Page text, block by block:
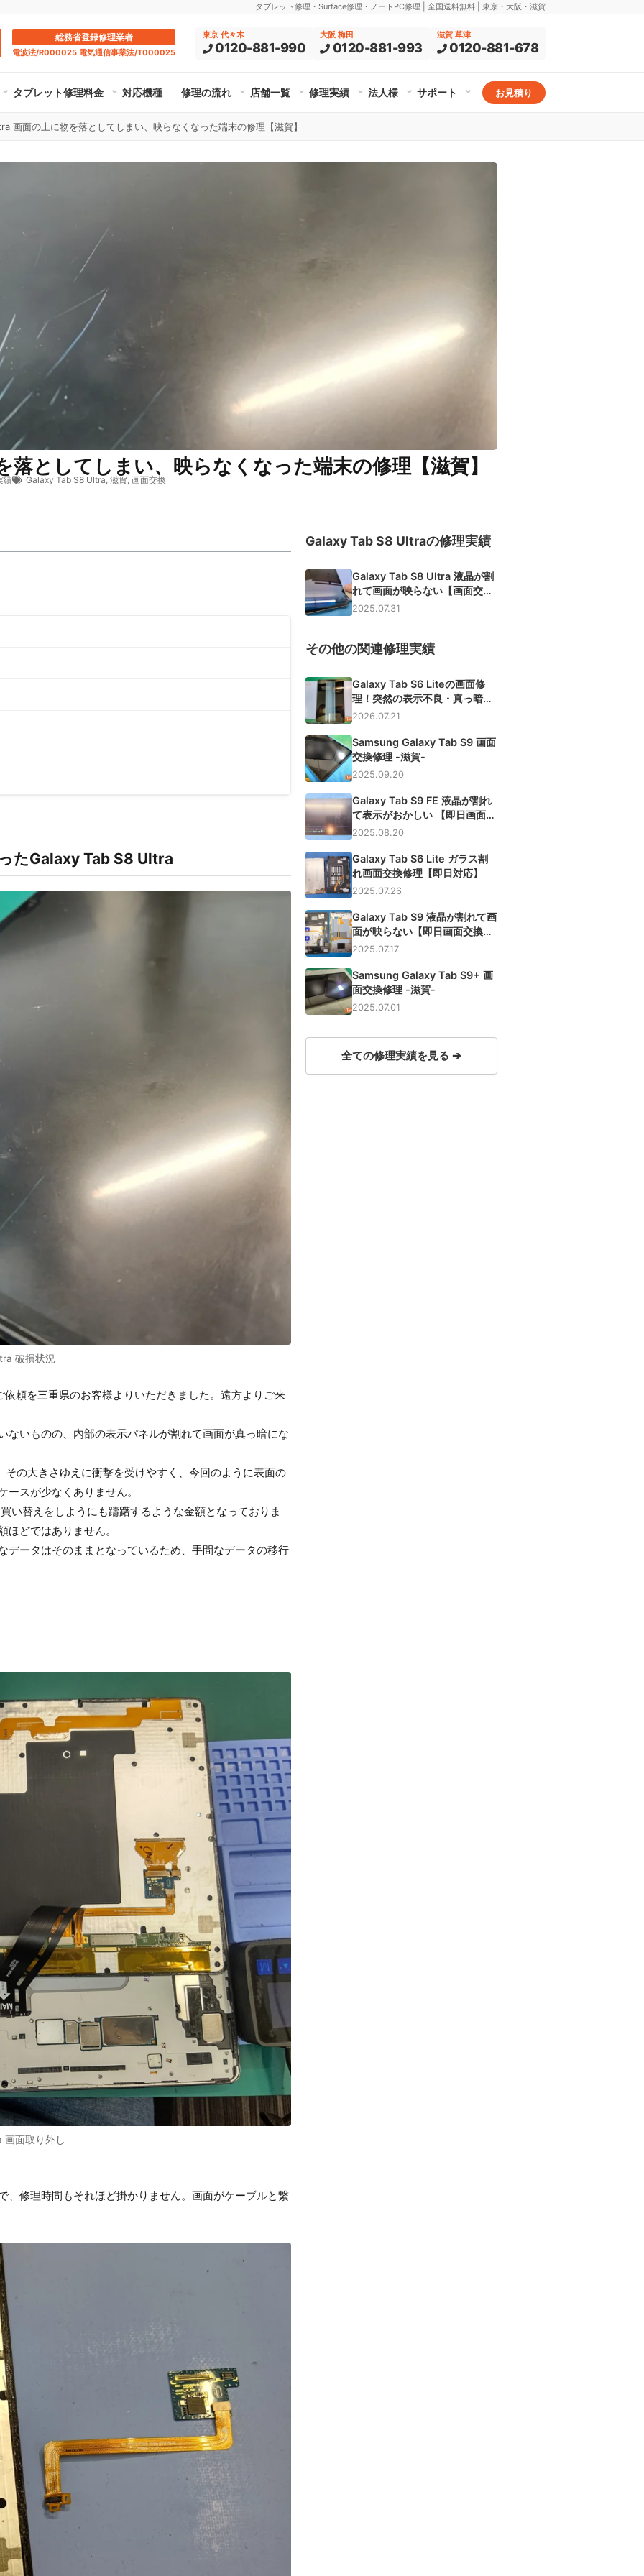
タブレット修理・Surface修理・ノートPC修理 | 全国送料無料 | 東京・大阪・滋賀
総務省登録修理業者
電波法/R000025 電気通信事業法/T000025
東京 代々木
0120-881-990
大阪 梅田
0120-881-993
滋賀 草津
0120-881-678
タブレット修理料金 対応機種 修理の流れ 店舗一覧 修理実績 法人様 サポート お見積り
画面の上に物を落としてしまい、映らなくなった端末の修理【滋賀】
としてしまい、映らなくなった端末の修理【滋賀】
績 Galaxy Tab S8 Ultra, 滋賀, 画面交換
たGalaxy Tab S8 Ultra
破損状況
頼を三重県のお客様よりいただきました。遠方よりご来
いものの、内部の表示パネルが割れて画面が真っ暗にな
の大きさゆえに衝撃を受けやすく、今回のように表面の
スが少なくありません。
い替えをしようにも躊躇するような金額となっておりま
どではありません。
ータはそのままとなっているため、手間なデータの移行
画面取り外し
修理時間もそれほど掛かりません。画面がケーブルと繋
Galaxy Tab S8 Ultraの修理実績
Galaxy Tab S8 Ultra 液晶が割
れて画面が映らない【画面交換
修理】
2025.07.31
その他の関連修理実績
Galaxy Tab S6 Liteの画面修
理！突然の表示不良・真っ暗な
画面を交換
2026.07.21
Samsung Galaxy Tab S9 画面
交換修理 -滋賀-
2025.09.20
Galaxy Tab S9 FE 液晶が割れ
て表示がおかしい 【即日画面交
換修理】
2025.08.20
Galaxy Tab S6 Lite ガラス割
れ画面交換修理【即日対応】
2025.07.26
Galaxy Tab S9 液晶が割れて画
面が映らない【即日画面交換修
理】
2025.07.17
Samsung Galaxy Tab S9+ 画
面交換修理 -滋賀-
2025.07.01
全ての修理実績を見る ➔